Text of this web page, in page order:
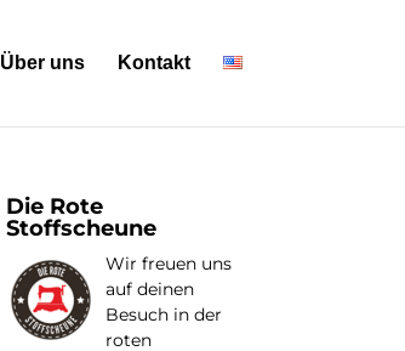
Über uns Kontakt
Die Rote
Stoffscheune
Wir freuen uns
auf deinen
Besuch in der
roten